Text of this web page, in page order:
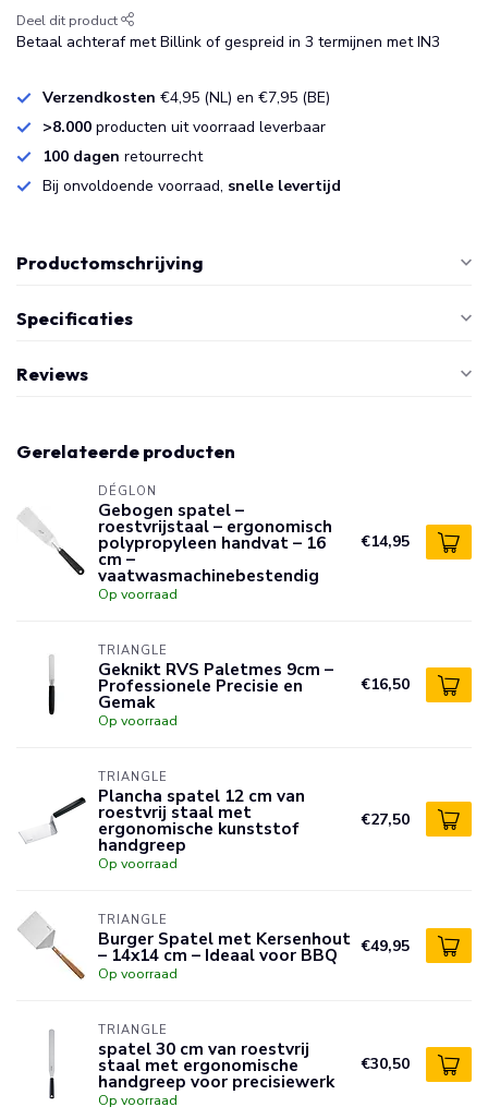
Deel dit product
Betaal achteraf met Billink of gespreid in 3 termijnen met IN3
Verzendkosten €4,95 (NL) en €7,95 (BE)
>8.000 producten uit voorraad leverbaar
100 dagen retourrecht
Bij onvoldoende voorraad, snelle levertijd
Productomschrijving
Specificaties
Reviews
Gerelateerde producten
DÉGLON
Gebogen spatel –
roestvrijstaal – ergonomisch
polypropyleen handvat – 16
cm –
vaatwasmachinebestendig
Op voorraad
€14,95
TRIANGLE
Geknikt RVS Paletmes 9cm –
Professionele Precisie en
Gemak
Op voorraad
€16,50
TRIANGLE
Plancha spatel 12 cm van
roestvrij staal met
ergonomische kunststof
handgreep
Op voorraad
€27,50
TRIANGLE
Burger Spatel met Kersenhout
– 14x14 cm – Ideaal voor BBQ
Op voorraad
€49,95
TRIANGLE
spatel 30 cm van roestvrij
staal met ergonomische
handgreep voor precisiewerk
Op voorraad
€30,50